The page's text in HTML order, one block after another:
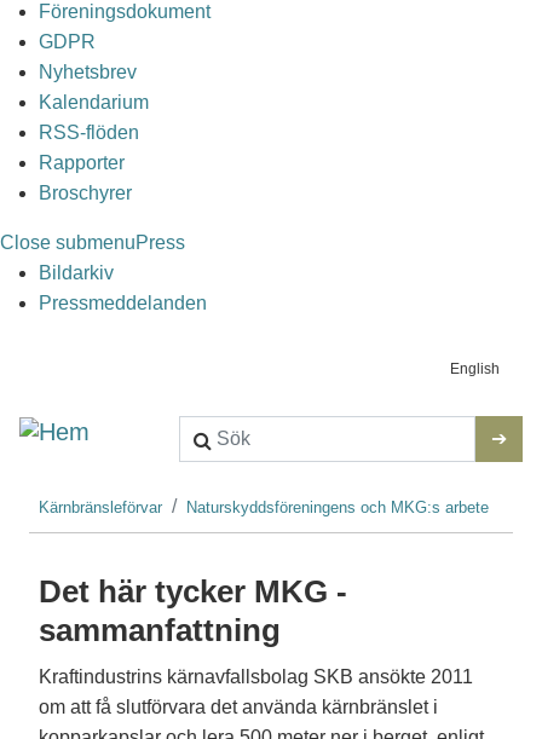
Föreningsdokument
GDPR
Nyhetsbrev
Kalendarium
RSS-flöden
Rapporter
Broschyrer
Close submenuPress
Bildarkiv
Pressmeddelanden
English
Länkstig
Kärnbränsleförvar Naturskyddsföreningens och MKG:s arbete
Det här tycker MKG -
sammanfattning
Kraftindustrins kärnavfallsbolag SKB ansökte 2011
om att få slutförvara det använda kärnbränslet i